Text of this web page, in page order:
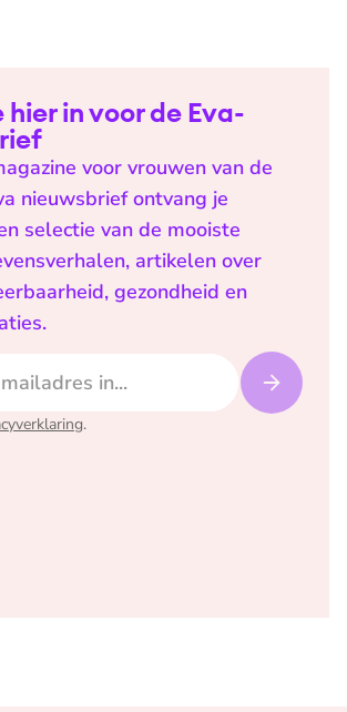
in voor de Eva-
voor vrouwen van de
nieuwsbrief ontvang je
selectie van de mooiste
artikelen over
gezondheid en
.